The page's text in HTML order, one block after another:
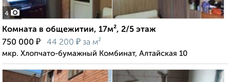
4
Комната в общежитии, 17м², 2/5 этаж
750 000 ₽ 44 200 ₽ за м²
мкр. Хлопчато-бумажный Комбинат, Алтайская 10